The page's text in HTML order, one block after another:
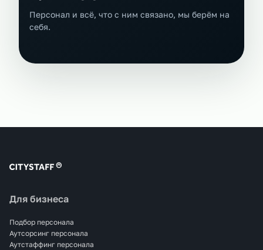
Персонал и всё, что с ним связано, мы берём на
себя.
Для бизнеса
Подбор персонала
Аутсорсинг персонала
Аутстаффинг персонала